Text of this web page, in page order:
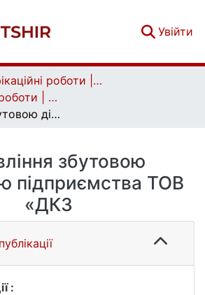
Увійти
Кваліфікаційні роботи | Qualifying works
Бакалаврські роботи | Bachelor theses
Управління збутовою діяльністю підприємства ТОВ «ДКЗ
збутовою
підприємства ТОВ
«ДКЗ
: